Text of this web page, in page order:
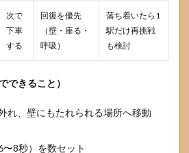
次で
下車
する
回復を優先
（壁・座る・
呼吸）
落ち着いたら1
駅だけ再挑戦
も検討
できること）
れ、壁にもたれられる場所へ移動
8秒）を数セット